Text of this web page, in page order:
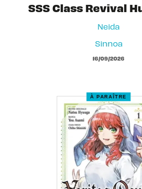
SSS Class Revival
Neida
Sinnoa
16/09/2026
À PARAÎTRE